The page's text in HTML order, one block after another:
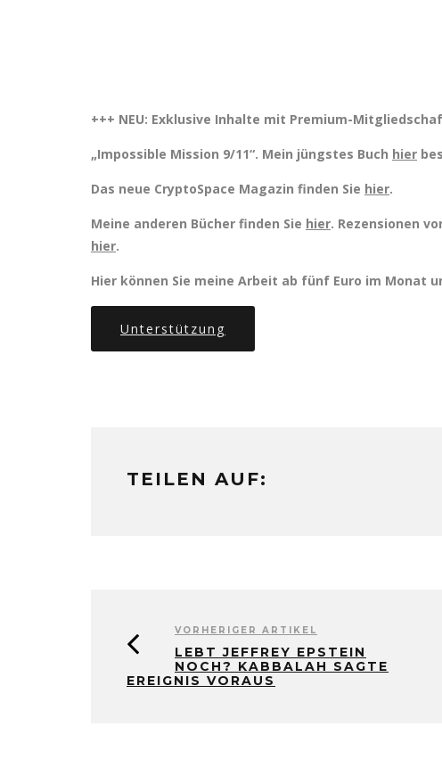
+++ NEU: Exklusive Inhalte mit Premium-
„Impossible Mission 9/11“. Mein jüngstes Buch hier
Das neue CryptoSpace Magazin finden Sie hier.
Meine anderen Bücher finden Sie hier. Rezensionen
hier.
Hier können Sie meine Arbeit ab fünf Euro im Monat
Unterstützung
TEILEN AUF:
VORHERIGER ARTIKEL
LEBT JEFFREY EPSTEIN
NOCH? KABBALAH SAGTE
EREIGNIS VORAUS